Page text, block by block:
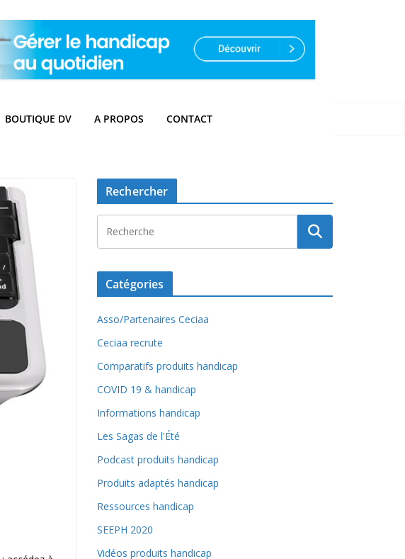
BOUTIQUE DV A PROPOS CONTACT
Rechercher
Catégories
Asso/Partenaires Ceciaa
Ceciaa recrute
Comparatifs produits handicap
COVID 19 & handicap
Informations handicap
Les Sagas de l'Été
Podcast produits handicap
Produits adaptés handicap
Ressources handicap
SEEPH 2020
Vidéos produits handicap